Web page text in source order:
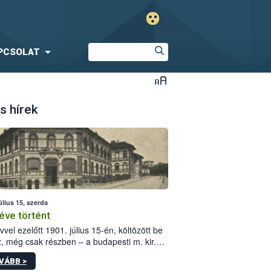
hírek
15, szerda
történt
ezelőtt 1901. július 15-én, költözött be
még csak részben – a budapesti m. kir.
állomás a Kis Rókus utca
alatti, Czigler Győző által tervezett új
>